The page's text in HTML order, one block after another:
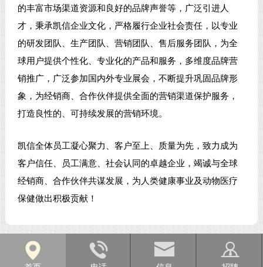
的丰富市场渠道资源和良好的品牌声誉等，广泛引进人
才，秉承凯信企业文化，严格履行企业社会责任，以专业
的研发团队、生产团队、营销团队、售后服务团队，为全
球用户提供个性化、专业化的产品和服务，多维度品牌营
销推广，广泛参加国内外专业展会，不断提升巩固品牌形
象，为经销商、合作伙伴提供全面的营销渠道保护服务，
打造良性的、可持续发展的营销环境。
凯信全体员工凝心聚力、客户至上、质量为先，致力成为
客户信任、员工满意、社会认同的卓越企业，竭诚与全球
经销商、合作伙伴共谋发展，为人类健康事业及动物医疗
保健做出积极贡献！